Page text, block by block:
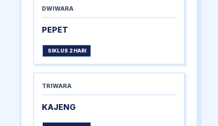
DWIWARA
PEPET
SIKLUS 2 HARI
TRIWARA
KAJENG